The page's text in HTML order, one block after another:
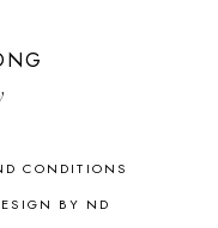
CONDITIONS
BY ND